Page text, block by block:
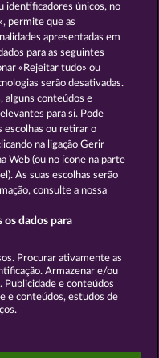
FOREVER
DIAMONDS
jogos
Marca
frequentes
Facebook
rescisão
se apenas a fins
identificadores únicos, no
permite que as
apresentadas em
para as seguintes
«Rejeitar tudo» ou
serão desativadas.
alguns conteúdos e
para si. Pode
escolhas ou retirar o
na ligação Gerir
Web (ou no ícone na parte
As suas escolhas serão
consulte a nossa
os dados para
Procurar ativamente as
Armazenar e/ou
e conteúdos
e conteúdos, estudos de